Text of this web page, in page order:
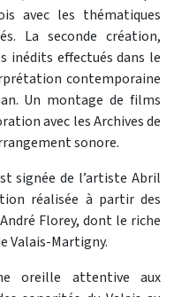
avec les thématiques
La seconde création,
inédits effectués dans le
contemporaine
Un montage de films
avec les Archives de
sonore.
signée de l’artiste Abril
réalisée à partir des
Florey, dont le riche
Valais-Martigny.
oreille attentive aux